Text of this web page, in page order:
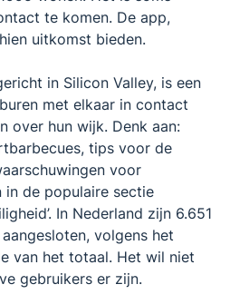
te komen. De app,
uitkomst bieden.
in Silicon Valley, is een
met elkaar in contact
over hun wijk. Denk aan:
tips voor de
voor
de populaire sectie
In Nederland zijn 6.651
volgens het
van het totaal. Het wil niet
gebruikers er zijn.